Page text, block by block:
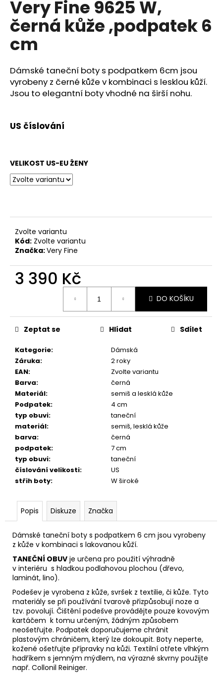
Very Fine 9625 W,
černá kůže ,podpatek 6
cm
Dámské taneční boty s podpatkem 6cm jsou
vyrobeny z černé kůže v kombinaci s lesklou kůží.
Jsou to elegantní boty vhodné na širší nohu.
US číslování
VELIKOST US-EU ŽENY
Zvolte variantu
Kód: Zvolte variantu
Značka:Very Fine
3 390 Kč
DO KOŠÍKU
Kategorie:
Dámská
Záruka:
2 roky
EAN:
Zvolte variantu
Barva:
černá
Materiál:
semiš a lesklá kůže
Podpatek:
4 cm
typ obuvi:
taneční
materiál:
semiš, lesklá kůže
barva:
černá
podpatek:
7 cm
typ obuvi:
taneční
číslování velikosti:
US
střih boty: W široké
Zeptat se Hlídat Sdílet
Popis Diskuze Značka
Dámské taneční boty s podpatkem 6 cm jsou vyrobeny
z kůže v kombinaci s lakovanou kůží.
TANEČNÍ OBUV je určena pro použití výhradně
v interiéru s hladkou podlahovou plochou (dřevo,
laminát, lino).
Podešev je vyrobena z kůže, svršek z textilie, či kůže. Tyto
materiály se při používání tvarově přizpůsobují noze a
tzv. povolují. Čištění podešve provádějte pouze kovovým
kartáčem k tomu určeným, žádným způsobem
neošetřujte. Podpatek doporučujeme chránit
plastovým chráničem, který lze dokoupit. Boty neperte,
kožené ošetřujte přípravky na kůži. Textilní otřete vlhkým
hadříkem s jemným mýdlem, na výrazné skvrny použijte
např. Collonil Reiniger.
a
j
í
t
?
D
o
p
u
e
m
e
TANEČNÍ
BOTY
PDNEO
PODPATEK
7CM
4
290
Kč